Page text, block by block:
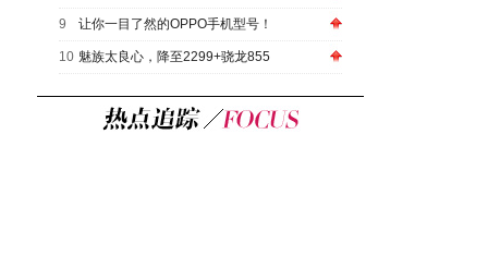
9 让你一目了然的OPPO手机型号！
10 魅族太良心，降至2299+骁龙855